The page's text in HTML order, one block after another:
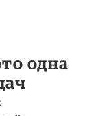
одна